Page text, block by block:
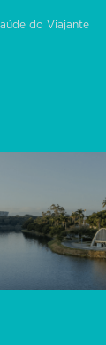
do Viajante